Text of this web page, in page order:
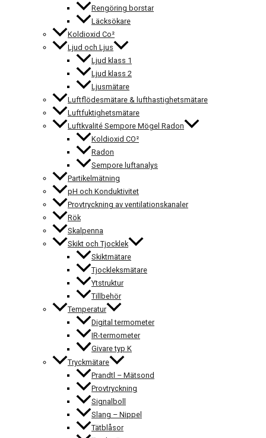
Rengöring borstar
Läcksökare
Koldioxid Co²
Ljud och Ljus
Ljud klass 1
Ljud klass 2
Ljusmätare
Luftflödesmätare & lufthastighetsmätare
Luftfuktighetsmätare
Luftkvalité Sempore Mögel Radon
Koldioxid CO²
Radon
Sempore luftanalys
Partikelmätning
pH och Konduktivitet
Provtryckning av ventilationskanaler
Rök
Skalpenna
Skikt och Tjocklek
Skiktmätare
Tjockleksmätare
Ytstruktur
Tillbehör
Temperatur
Digital termometer
IR-termometer
Givare typ K
Tryckmätare
Prandtl – Mätsond
Provtryckning
Signalboll
Slang – Nippel
Tätblåsor